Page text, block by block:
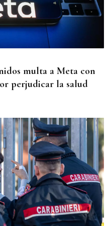
dos coches en la
multa a Meta con
perjudicar la salud